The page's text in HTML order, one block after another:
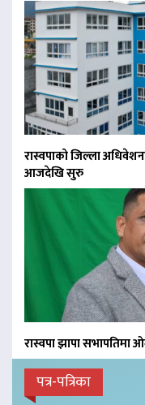
रास्वपाको जिल्ला
आजदेखि सुरु
रास्वपा झापा सभापतिमा
पत्र-पत्रिका